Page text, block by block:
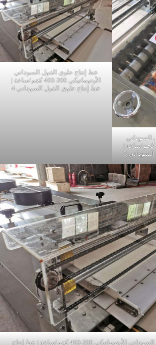
السوداني
الأوتوماتيكي 300-400 كجم/ساعة |
3
خط إنتاج حلوى الفول السوداني
الأوتوماتيكي 300-400 كجم/ساعة |
خط إنتاج حلوى الفول السوداني 4
خط إنتاج حلوى الفول السوداني الأوتوماتيكي 300-400 كجم/ساعة | خط إنتاج